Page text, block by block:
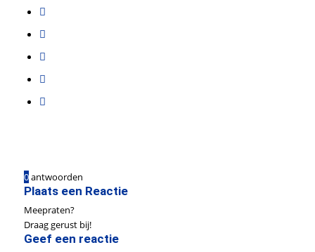
0antwoorden
Plaats een Reactie
Meepraten?
Draag gerust bij!
Geef een reactie